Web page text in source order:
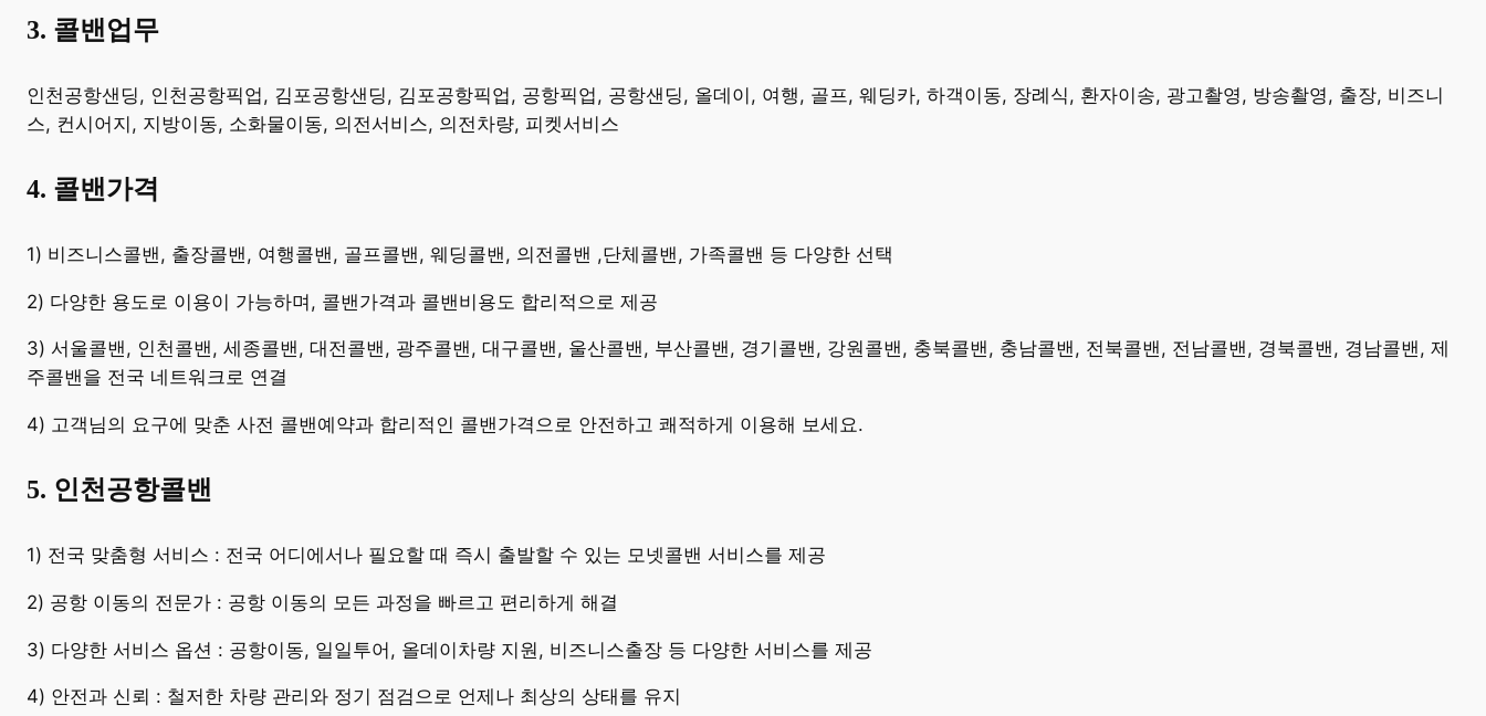
3. 콜밴업무
​인천공항샌딩, 인천공항픽업, 김포공항샌딩, 김포공항픽업, 공항픽업, 공항샌딩, 올데이, 여행, 골프, 웨딩카, 하객이동, 장례식, 환자이송, 광고촬영, 방송촬영, 출장, 비즈니
스, 컨시어지, 지방이동, 소화물이동, 의전서비스, 의전차량, 피켓서비스
4. 콜밴가격
​1) 비즈니스콜밴, 출장콜밴, 여행콜밴, 골프콜밴, 웨딩콜밴, 의전콜밴 ,단체콜밴, 가족콜밴 등 다양한 선택
2) 다양한 용도로 이용이 가능하며, 콜밴가격과 콜밴비용도 합리적으로 제공
3) 서울콜밴, 인천콜밴, 세종콜밴, 대전콜밴, 광주콜밴, 대구콜밴, 울산콜밴, 부산콜밴, 경기콜밴, 강원콜밴, 충북콜밴, 충남콜밴, 전북콜밴, 전남콜밴, 경북콜밴, 경남콜밴, 제
주콜밴을 전국 네트워크로 연결
4) 고객님의 요구에 맞춘 사전 콜밴예약과 합리적인 콜밴가격으로 안전하고 쾌적하게 이용해 보세요.
5. 인천공항콜밴
​1) 전국 맞춤형 서비스 : 전국 어디에서나 필요할 때 즉시 출발할 수 있는 모넷콜밴 서비스를 제공
2) 공항 이동의 전문가 : 공항 이동의 모든 과정을 빠르고 편리하게 해결
3) 다양한 서비스 옵션 : 공항이동, 일일투어, 올데이차량 지원, 비즈니스출장 등 다양한 서비스를 제공
4) 안전과 신뢰 : 철저한 차량 관리와 정기 점검으로 언제나 최상의 상태를 유지